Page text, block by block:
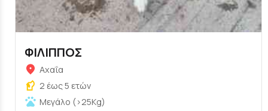
ΦΙΛΙΠΠΟΣ
Αχαΐα
2 έως 5 ετών
Μεγάλο (>25Kg)